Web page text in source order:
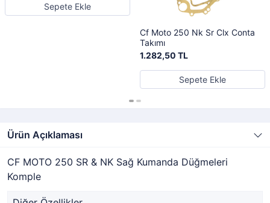
Sepete Ekle
Cf Moto 250 Nk Sr Clx Conta
Takımı
1.282,50 TL
Sepete Ekle
Ürün Açıklaması
CF MOTO 250 SR & NK Sağ Kumanda Düğmeleri
Komple